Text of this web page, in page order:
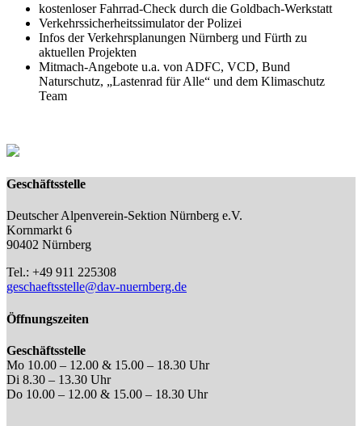
kostenloser Fahrrad-Check durch die Goldbach-Werkstatt
Verkehrssicherheitssimulator der Polizei
Infos der Verkehrsplanungen Nürnberg und Fürth zu
aktuellen Projekten
Mitmach-Angebote u.a. von ADFC, VCD, Bund
Naturschutz, „Lastenrad für Alle“ und dem Klimaschutz
Team
Geschäftsstelle
Deutscher Alpenverein-Sektion Nürnberg e.V.
Kornmarkt 6
90402 Nürnberg
Tel.: +49 911 225308
geschaeftsstelle@dav-nuernberg.de
Öffnungszeiten
Geschäftsstelle
Mo 10.00 – 12.00 & 15.00 – 18.30 Uhr
Di 8.30 – 13.30 Uhr
Do 10.00 – 12.00 & 15.00 – 18.30 Uhr